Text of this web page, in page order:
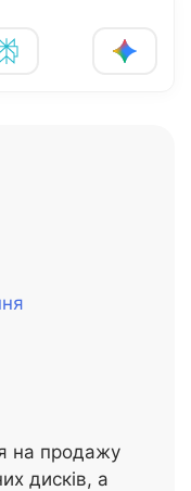
на продажу
дисків, а